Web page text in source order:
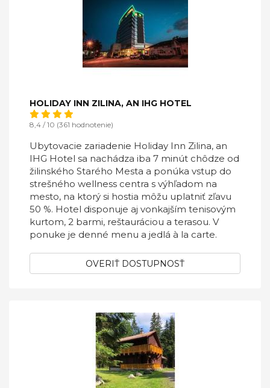
HOLIDAY INN ZILINA, AN IHG HOTEL
8,4 / 10 (361 hodnotenie)
Ubytovacie zariadenie Holiday Inn Zilina, an
IHG Hotel sa nachádza iba 7 minút chôdze od
žilinského Starého Mesta a ponúka vstup do
strešného wellness centra s výhľadom na
mesto, na ktorý si hostia môžu uplatniť zľavu
50 %. Hotel disponuje aj vonkajším tenisovým
kurtom, 2 barmi, reštauráciou a terasou. V
ponuke je denné menu a jedlá à la carte.
OVERIŤ DOSTUPNOSŤ